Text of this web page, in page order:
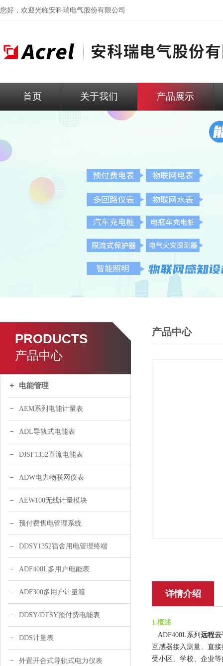
您好，欢迎光临安科瑞电气股份有限公司
首页 关于我们 产品展示
PRODUCTS
产品中心
电能管理
AEM系列电能计量表
ADL导轨式电能表
DJSF1352直流电能表
ADW电力物联网仪表
AEW100无线计量模块
预付费售电管理系统
DDSY1352宿舍用电管理终端
ADF400L多用户电能表
ADF300多用户计量箱
DDSY/DTSY预付费电能表
DDS计量表
外置开合式导轨式电力仪表
产品中心
详情介绍
1.概述
ADF400L系列 远程
互感器接入测量、直
受小区、学校、企业